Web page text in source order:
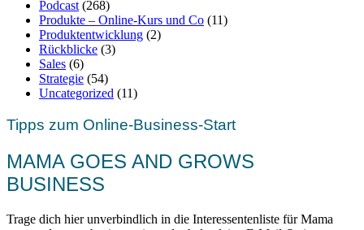
Podcast (268)
Produkte – Online-Kurs und Co (11)
Produktentwicklung (2)
Rückblicke (3)
Sales (6)
Strategie (54)
Uncategorized (11)
Tipps zum Online-Business-Start
MAMA GOES AND GROWS
BUSINESS
Trage dich hier unverbindlich in die Interessentenliste für Mama